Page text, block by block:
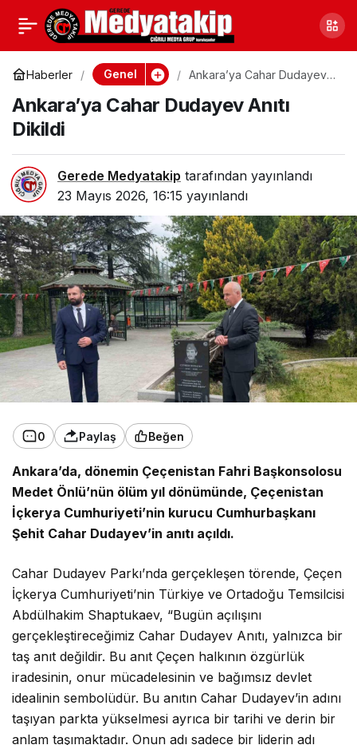
Haberler Genel
Ankara’ya Cahar Dudayev
Ankara’ya Cahar Dudayev Anıtı
Dikildi
Gerede Medyatakip tarafından yayınlandı
23 Mayıs 2026, 16:15 yayınlandı
0 Paylaş Beğen
Ankara’da, dönemin Çeçenistan Fahri Başkonsolosu
Medet Önlü’nün ölüm yıl dönümünde, Çeçenistan
İçkerya Cumhuriyeti’nin kurucu Cumhurbaşkanı
Şehit Cahar Dudayev’in anıtı açıldı.
Cahar Dudayev Parkı’nda gerçekleşen törende, Çeçen
İçkerya Cumhuriyeti’nin Türkiye ve Ortadoğu Temsilcisi
Abdülhakim Shaptukaev, “Bugün açılışını
gerçekleştireceğimiz Cahar Dudayev Anıtı, yalnızca bir
taş anıt değildir. Bu anıt Çeçen halkının özgürlük
iradesinin, onur mücadelesinin ve bağımsız devlet
idealinin sembolüdür. Bu anıtın Cahar Dudayev’in adını
taşıyan parkta yükselmesi ayrıca bir tarihi ve derin bir
anlam taşımaktadır. Onun adı sadece bir liderin adı
Ankara’ya Cahar
Dudayev Anıtı Dikildi
0